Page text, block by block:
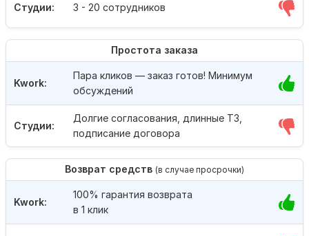
Студии: 3 - 20 сотрудников
Простота заказа
Студии:
Долгие согласования, длинные ТЗ,
подписание договора
Kwork:
Пара кликов — заказ готов! Минимум
обсуждений
Возврат средств (в случае просрочки)
Kwork:
100% гарантия возврата
в 1 клик